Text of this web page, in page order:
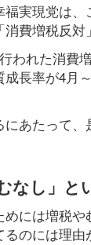
福実現党は
費増税反対
われた消費
成長率が4月
にあたって
なし」と
めには増税
のには理由